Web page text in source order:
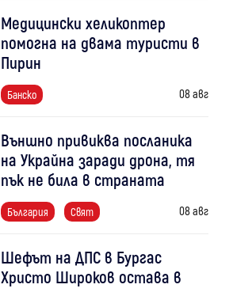
Медицински хеликоптер
помогна на двама туристи в
Пирин
Банско 08 авг
Външно привиква посланика
на Украйна заради дрона, тя
пък не била в страната
България Свят 08 авг
Шефът на ДПС в Бургас
Христо Широков остава в